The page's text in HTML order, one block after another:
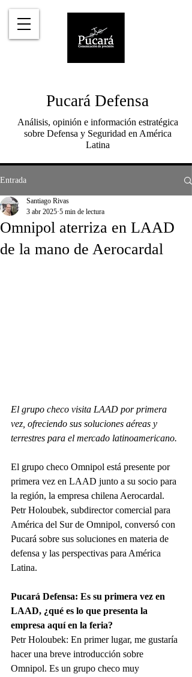
Pucará Defensa
Análisis, opinión e información estratégica
sobre Defensa y Seguridad en América
Latina
Entrada
Omnipol aterriza en LAAD
de la mano de Aerocardal
Santiago Rivas
3 abr 2025 5 min de lectura
El grupo checo visita LAAD por primera
vez, ofreciendo sus soluciones aéreas y
terrestres para el mercado latinoamericano.
El grupo checo Omnipol está presente por
primera vez en LAAD junto a su socio para
la región, la empresa chilena Aerocardal.
Petr Holoubek, subdirector comercial para
América del Sur de Omnipol, conversó con
Pucará sobre sus soluciones en materia de
defensa y las perspectivas para América
Latina.
Pucará Defensa: Es su primera vez en
LAAD, ¿qué es lo que presenta la
empresa aquí en la feria?
Petr Holoubek: En primer lugar, me gustaría
hacer una breve introducción sobre
Omnipol. Es un grupo checo muy